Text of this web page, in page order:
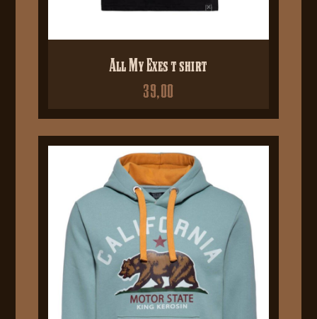
All My Exes t shirt
39,00